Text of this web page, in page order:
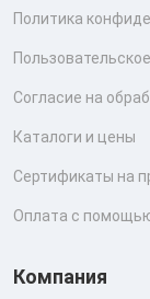
Политика
Согласие на
Каталоги и цены
Сертификаты на
Оплата с
Компания